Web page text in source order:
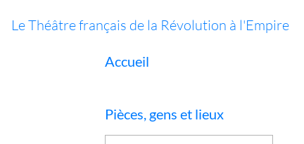
Le Théâtre français de la Révolution à l'Empire
Accueil
Pièces, gens et lieux